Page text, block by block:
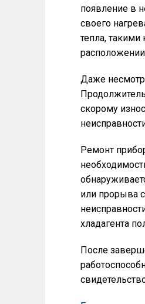
появление в
своего
тепла, такими
расположении
Даже
скорому
Ремонт
или прорыва
хладагента
После